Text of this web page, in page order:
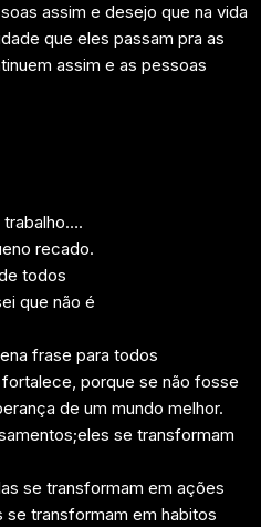
assim e desejo que na vida
que eles passam pra as
assim e as pessoas
trabalho….
recado.
todos
que não é
frase para todos
porque se não fosse
de um mundo melhor.
se transformam
se transformam em ações
transformam em habitos